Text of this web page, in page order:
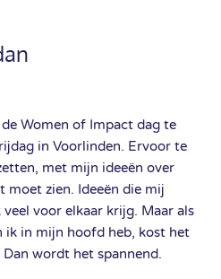
Women of Impact dag te
in Voorlinden. Ervoor te
met mijn ideeën over
moet zien. Ideeën die mij
veel voor elkaar krijg. Maar als
ik in mijn hoofd heb, kost het
wordt het spannend.